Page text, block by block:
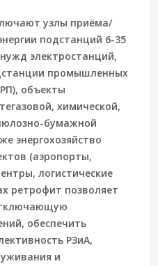
узлы приёма/
подстанций 6-35
электростанций,
промышленных
объекты
химической,
бумажной
энергохозяйство
(аэропорты,
логистические
ретрофит позволяет
обеспечить
РЗиА,
и